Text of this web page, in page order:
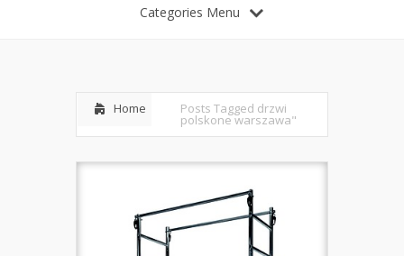
Categories Menu
Home Posts Tagged drzwi
polskone warszawa"